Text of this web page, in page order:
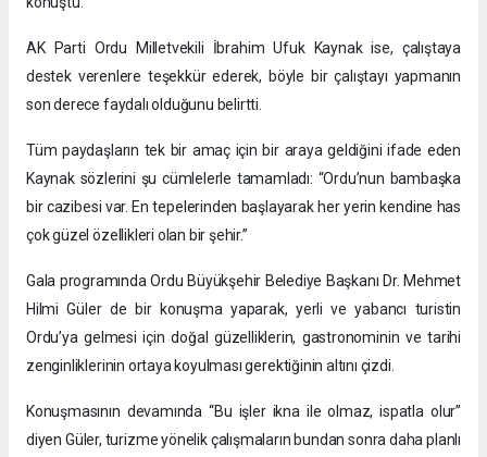
AK Parti Ordu Milletvekili İbrahim Ufuk Kaynak ise, çalıştaya
destek verenlere teşekkür ederek, böyle bir çalıştayı yapmanın
son derece faydalı olduğunu belirtti.
Tüm paydaşların tek bir amaç için bir araya geldiğini ifade eden
Kaynak sözlerini şu cümlelerle tamamladı: “Ordu’nun bambaşka
bir cazibesi var. En tepelerinden başlayarak her yerin kendine has
çok güzel özellikleri olan bir şehir.”
Gala programında Ordu Büyükşehir Belediye Başkanı Dr. Mehmet
Hilmi Güler de bir konuşma yaparak, yerli ve yabancı turistin
Ordu’ya gelmesi için doğal güzelliklerin, gastronominin ve tarihi
zenginliklerinin ortaya koyulması gerektiğinin altını çizdi.
Konuşmasının devamında “Bu işler ikna ile olmaz, ispatla olur”
diyen Güler, turizme yönelik çalışmaların bundan sonra daha planlı